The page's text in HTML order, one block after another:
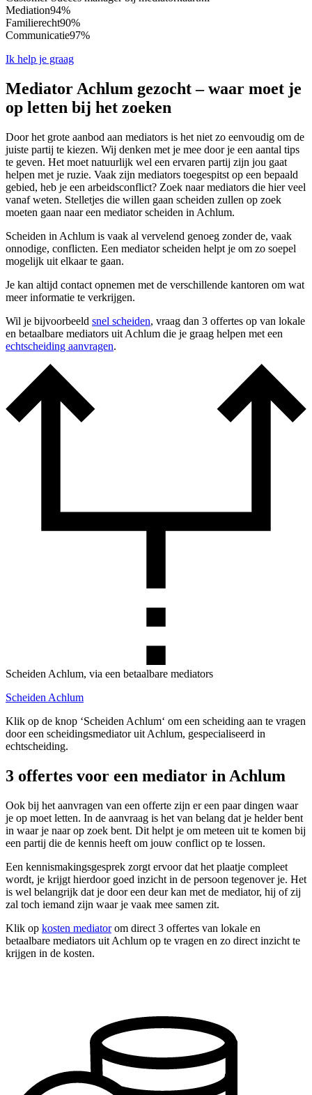
Mediation94%
Familierecht90%
Communicatie97%
Ik help je graag
Mediator Achlum gezocht – waar moet je
op letten bij het zoeken
Door het grote aanbod aan mediators is het niet zo eenvoudig om de
juiste partij te kiezen. Wij denken met je mee door je een aantal tips
te geven. Het moet natuurlijk wel een ervaren partij zijn jou gaat
helpen met je ruzie. Vaak zijn mediators toegespitst op een bepaald
gebied, heb je een arbeidsconflict? Zoek naar mediators die hier veel
vanaf weten. Stelletjes die willen gaan scheiden zullen op zoek
moeten gaan naar een mediator scheiden in Achlum.
Scheiden in Achlum is vaak al vervelend genoeg zonder de, vaak
onnodige, conflicten. Een mediator scheiden helpt je om zo soepel
mogelijk uit elkaar te gaan.
Je kan altijd contact opnemen met de verschillende kantoren om wat
meer informatie te verkrijgen.
Wil je bijvoorbeeld snel scheiden, vraag dan 3 offertes op van lokale
en betaalbare mediators uit Achlum die je graag helpen met een
echtscheiding aanvragen.
Scheiden Achlum, via een betaalbare mediators
Scheiden Achlum
Klik op de knop ‘Scheiden Achlum‘ om een scheiding aan te vragen
door een scheidingsmediator uit Achlum, gespecialiseerd in
echtscheiding.
3 offertes voor een mediator in Achlum
Ook bij het aanvragen van een offerte zijn er een paar dingen waar
je op moet letten. In de aanvraag is het van belang dat je helder bent
in waar je naar op zoek bent. Dit helpt je om meteen uit te komen bij
een partij die de kennis heeft om jouw conflict op te lossen.
Een kennismakingsgesprek zorgt ervoor dat het plaatje compleet
wordt, je krijgt hierdoor goed inzicht in de persoon tegenover je. Het
is wel belangrijk dat je door een deur kan met de mediator, hij of zij
zal toch iemand zijn waar je vaak mee samen zit.
Klik op kosten mediatorom direct 3 offertes van lokale en
betaalbare mediators uit Achlum op te vragen en zo direct inzicht te
krijgen in de kosten.